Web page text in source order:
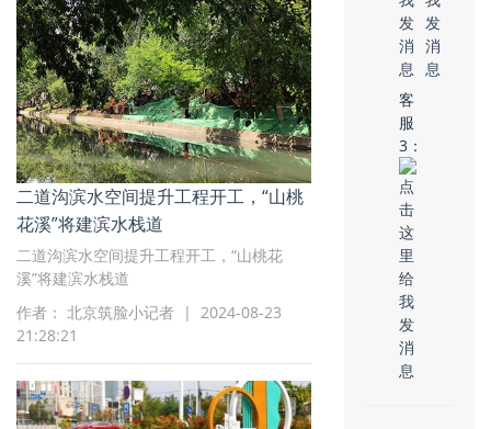
二道沟滨水空间提升工程开工，“山桃
花溪”将建滨水栈道
二道沟滨水空间提升工程开工，“山桃花
溪”将建滨水栈道
作者： 北京筑脸小记者 | 2024-08-23
21:28:21
客
服
3：